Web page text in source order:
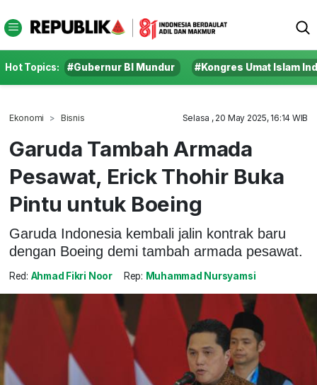
Hot Topics: #Gubernur BI Mundur #Kongres Umat Islam
Ekonomi Bisnis Selasa , 20 May 2025, 16:14 WIB
Garuda Tambah Armada
Pesawat, Erick Thohir Buka
Pintu untuk Boeing
Garuda Indonesia kembali jalin kontrak baru
dengan Boeing demi tambah armada pesawat.
Red: Ahmad Fikri Noor Rep: Muhammad Nursyamsi